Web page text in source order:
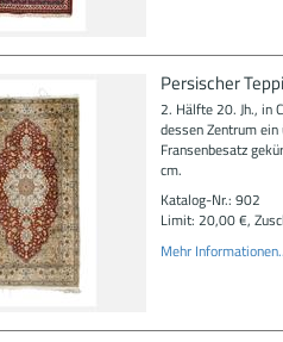
Persischer
2. Hälfte 20. Jh., in
dessen Zentrum
Fransenbesatz
cm.
Katalog-Nr.: 902
Limit: 20,00 €,
Mehr